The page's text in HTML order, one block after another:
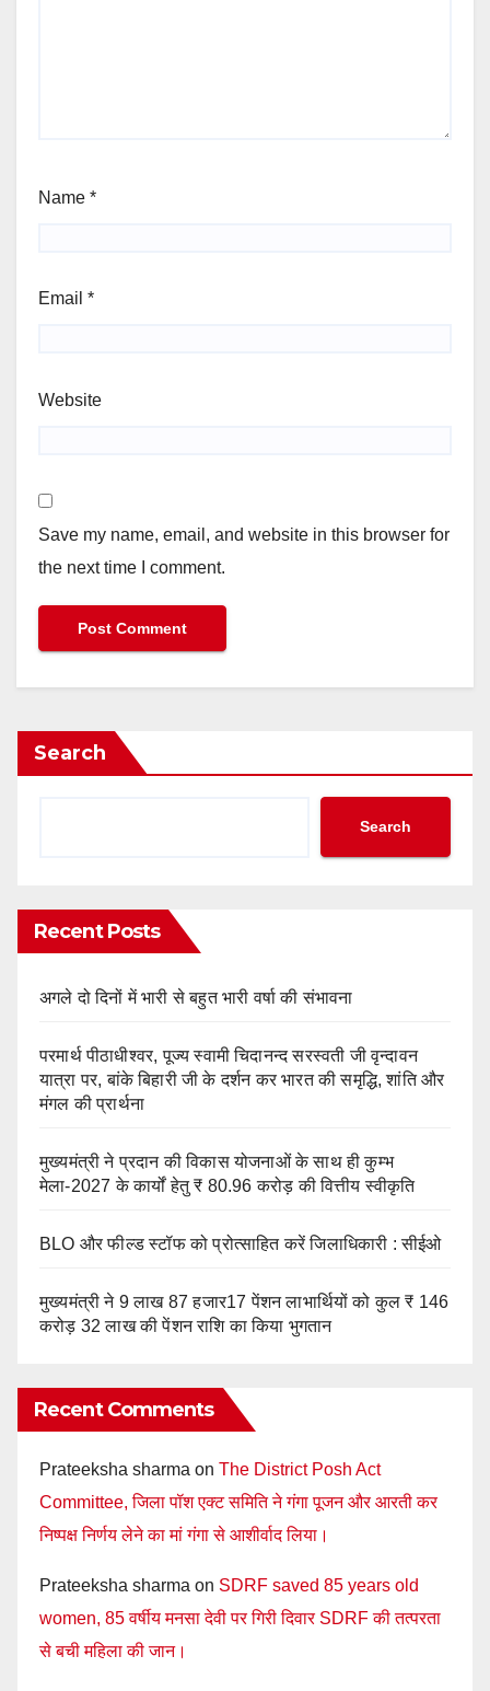
Name *
Email *
Website
Save my name, email, and website in this browser for
the next time I comment.
Search
Search
Recent Posts
अगले दो दिनों में भारी से बहुत भारी वर्षा की संभावना
परमार्थ पीठाधीश्वर, पूज्य स्वामी चिदानन्द सरस्वती जी वृन्दावन
यात्रा पर, बांके बिहारी जी के दर्शन कर भारत की समृद्धि, शांति और
मंगल की प्रार्थना
मुख्यमंत्री ने प्रदान की विकास योजनाओं के साथ ही कुम्भ
मेला-2027 के कार्यों हेतु ₹ 80.96 करोड़ की वित्तीय स्वीकृति
BLO और फील्ड स्टॉफ को प्रोत्साहित करें जिलाधिकारी : सीईओ
मुख्यमंत्री ने 9 लाख 87 हजार17 पेंशन लाभार्थियों को कुल ₹ 146
करोड़ 32 लाख की पेंशन राशि का किया भुगतान
Recent Comments
Prateeksha sharma on The District Posh Act
Committee, जिला पॉश एक्ट समिति ने गंगा पूजन और आरती कर
निष्पक्ष निर्णय लेने का मां गंगा से आशीर्वाद लिया।
Prateeksha sharma on SDRF saved 85 years old
women, 85 वर्षीय मनसा देवी पर गिरी दिवार SDRF की तत्परता
से बची महिला की जान।